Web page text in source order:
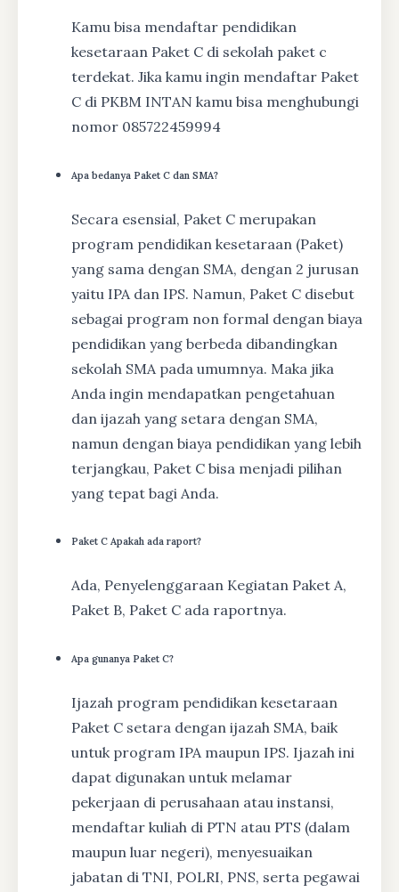
Kamu bisa mendaftar pendidikan
kesetaraan Paket C di sekolah paket c
terdekat. Jika kamu ingin mendaftar Paket
C di PKBM INTAN kamu bisa menghubungi
nomor 085722459994
Apa bedanya Paket C dan SMA?
Secara esensial, Paket C merupakan
program pendidikan kesetaraan (Paket)
yang sama dengan SMA, dengan 2 jurusan
yaitu IPA dan IPS. Namun, Paket C disebut
sebagai program non formal dengan biaya
pendidikan yang berbeda dibandingkan
sekolah SMA pada umumnya. Maka jika
Anda ingin mendapatkan pengetahuan
dan ijazah yang setara dengan SMA,
namun dengan biaya pendidikan yang lebih
terjangkau, Paket C bisa menjadi pilihan
yang tepat bagi Anda.
Paket C Apakah ada raport?
Ada, Penyelenggaraan Kegiatan Paket A,
Paket B, Paket C ada raportnya.
Apa gunanya Paket C?
Ijazah program pendidikan kesetaraan
Paket C setara dengan ijazah SMA, baik
untuk program IPA maupun IPS. Ijazah ini
dapat digunakan untuk melamar
pekerjaan di perusahaan atau instansi,
mendaftar kuliah di PTN atau PTS (dalam
maupun luar negeri), menyesuaikan
jabatan di TNI, POLRI, PNS, serta pegawai